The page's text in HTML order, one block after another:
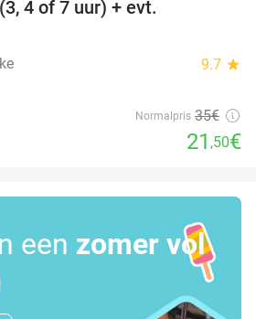
4 of 7 uur) + evt.
9.7 star
Normalpris 35€
21 ,50€
een zomer vol